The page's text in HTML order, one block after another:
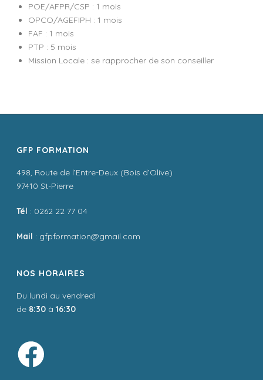
POE/AFPR/CSP : 1 mois
OPCO/AGEFIPH : 1 mois
FAF : 1 mois
PTP : 5 mois
Mission Locale : se rapprocher de son conseiller
GFP FORMATION
498, Route de l’Entre-Deux (Bois d’Olive)
97410 St-Pierre
Tél : 0262 22 77 04
Mail : gfpformation@gmail.com
NOS HORAIRES
Du lundi au vendredi
de 8:30 à16:30